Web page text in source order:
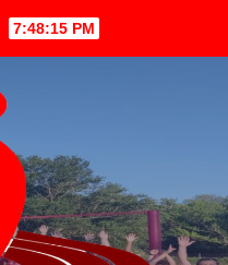
7:48:16 PM